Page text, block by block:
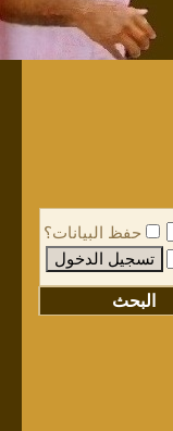
حفظ البيانات؟
البحث